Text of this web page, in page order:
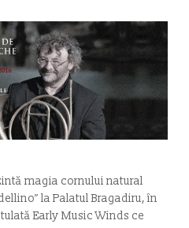
magia cornului natural
la Palatul Bragadiru, în
Early Music Winds ce